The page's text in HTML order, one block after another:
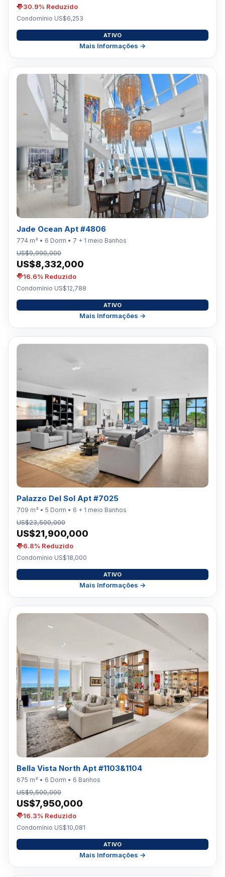
30.9% Reduzido
Condomínio US$6,253
ATIVO
Mais Informações →
Jade Ocean Apt #4806
774 m² • 6 Dorm • 7 + 1 meio Banhos
US$9,990,000
US$8,332,000
16.6% Reduzido
Condomínio US$12,788
ATIVO
Mais Informações →
Palazzo Del Sol Apt #7025
709 m² • 5 Dorm • 6 + 1 meio Banhos
US$23,500,000
US$21,900,000
6.8% Reduzido
Condomínio US$18,000
ATIVO
Mais Informações →
Bella Vista North Apt #1103&1104
675 m² • 6 Dorm • 6 Banhos
US$9,500,000
US$7,950,000
16.3% Reduzido
Condomínio US$10,081
ATIVO
Mais Informações →